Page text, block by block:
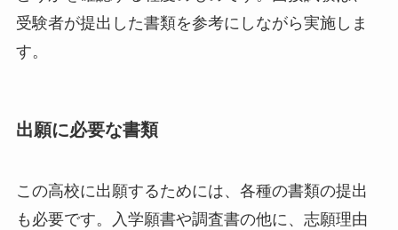
受験者が提出した書類を参考にしながら実施しま
す。
出願に必要な書類
この高校に出願するためには、各種の書類の提出
も必要です。入学願書や調査書の他に、志願理由